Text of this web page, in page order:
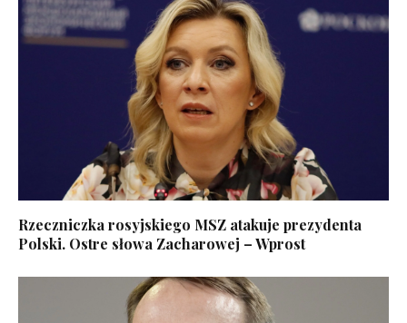
Rzeczniczka rosyjskiego MSZ atakuje prezydenta
Polski. Ostre słowa Zacharowej – Wprost